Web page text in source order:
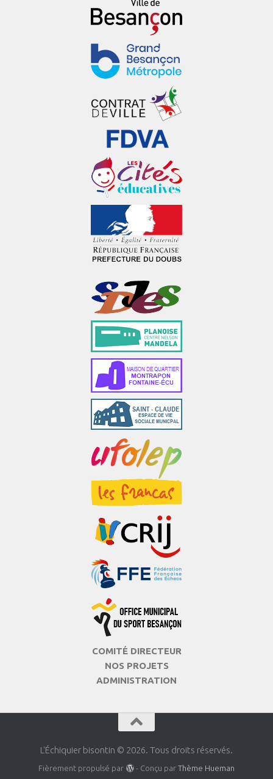
COMITÉ DIRECTEUR
NOS PROJETS
ADMINISTRATION
L'Échiquier bisontin © 2026. Tous droits réservés.
Fièrement propulsé par - Conçu par Thème Hueman